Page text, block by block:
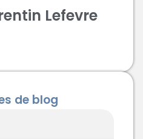
Lefevre
de blog